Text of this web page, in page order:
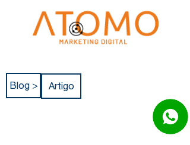
Blog > Artigo